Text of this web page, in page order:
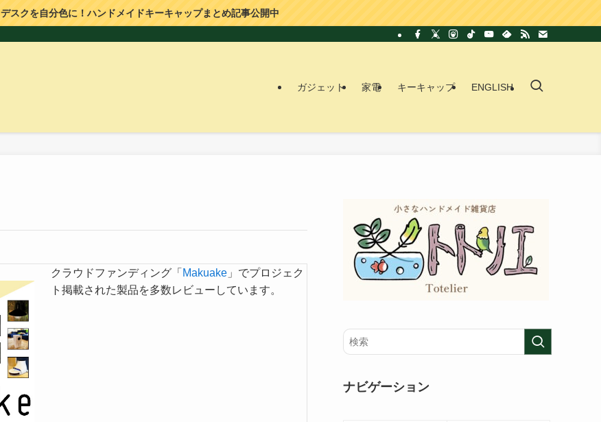
デスクを自分色に！ハンドメイドキーキャップまとめ記事公開中
ガジェット 家電 キーキャップ ENGLISH
クラウドファンディング「 Makuake」でプロジェク
ト掲載された製品を多数レビューしています。
ナビゲーション